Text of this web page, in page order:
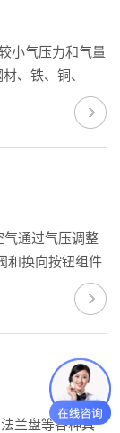
（万向）角度
小气压力和气量
、铁、铜、
攻损伤较少，
量；加工成本较
许多；较重的
半径100-
向）角度均能
气通过气压调整
和换向按钮组件
,转子运/动后经
业。气动攻丝机
先进滚动导轨结
度高频气阀
兰盘等各种具